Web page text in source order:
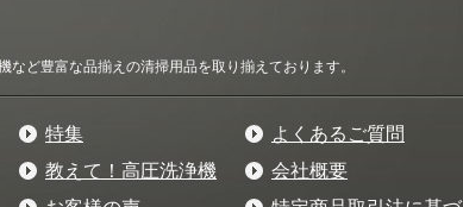
ど豊富な品揃えの清掃用品を取り揃えております。
特集
教えて！高圧洗浄機
よくあるご質問
会社概要